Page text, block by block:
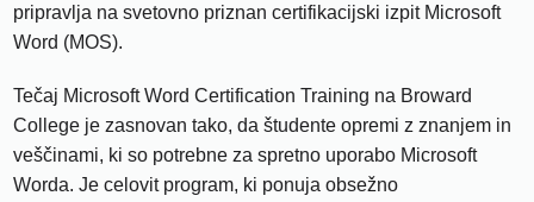
pripravlja na svetovno priznan certifikacijski izpit Microsoft
Word (MOS).
Tečaj Microsoft Word Certification Training na Broward
College je zasnovan tako, da študente opremi z znanjem in
veščinami, ki so potrebne za spretno uporabo Microsoft
Worda. Je celovit program, ki ponuja obsežno